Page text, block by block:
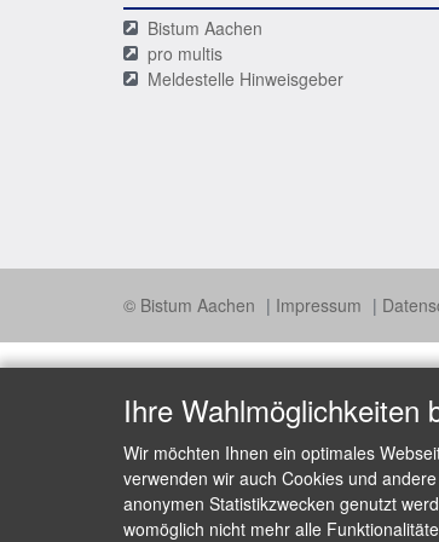
Bistum Aachen
pro multis
Meldestelle Hinweisgeber
© Bistum Aachen Impressum
Ihre Wahlmöglichkeiten
Wir möchten Ihnen ein optimales
verwenden wir auch Cookies und
anonymen Statistikzwecken genutzt
womöglich nicht mehr alle